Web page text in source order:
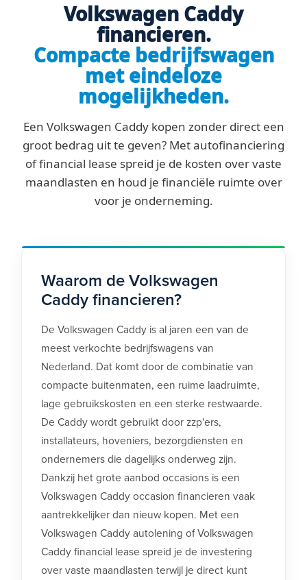
Volkswagen Caddy
financieren.
Compacte bedrijfswagen
met eindeloze
mogelijkheden.
Een Volkswagen Caddy kopen zonder direct een
groot bedrag uit te geven? Met autofinanciering
of financial lease spreid je de kosten over vaste
maandlasten en houd je financiële ruimte over
voor je onderneming.
Waarom de Volkswagen
Caddy financieren?
De Volkswagen Caddy is al jaren een van de
meest verkochte bedrijfswagens van
Nederland. Dat komt door de combinatie van
compacte buitenmaten, een ruime laadruimte,
lage gebruikskosten en een sterke restwaarde.
De Caddy wordt gebruikt door zzp'ers,
installateurs, hoveniers, bezorgdiensten en
ondernemers die dagelijks onderweg zijn.
Dankzij het grote aanbod occasions is een
Volkswagen Caddy occasion financieren vaak
aantrekkelijker dan nieuw kopen. Met een
Volkswagen Caddy autolening of Volkswagen
Caddy financial lease spreid je de investering
over vaste maandlasten terwijl je direct kunt